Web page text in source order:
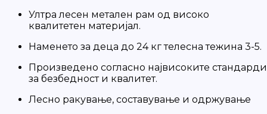
Ултра лесен метален рам од високо
квалитетен материјал.
Наменето за деца до 24 кг телесна тежина 3-5.
Произведено согласно највисоките стандарди
за безбедност и квалитет.
Лесно ракување, составување и одржување